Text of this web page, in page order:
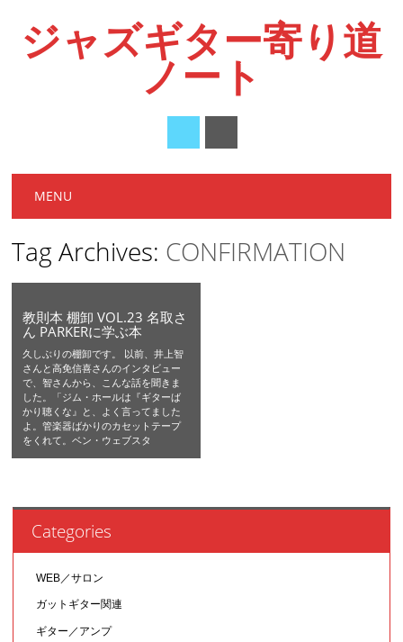
ジャズギター寄り道
ノート
Main menu
MENU
Tag Archives: CONFIRMATION
教則本 棚卸 VOL.23 名取さ
ん PARKERに学ぶ本
久しぶりの棚卸です。 以前、井上智
さんと高免信喜さんのインタビュー
で、智さんから、こんな話を聞きま
した。「ジム・ホールは『ギターば
かり聴くな』と、よく言ってました
よ。管楽器ばかりのカセットテープ
をくれて。ベン・ウェブスタ
Categories
WEB／サロン
ガットギター関連
ギター／アンプ